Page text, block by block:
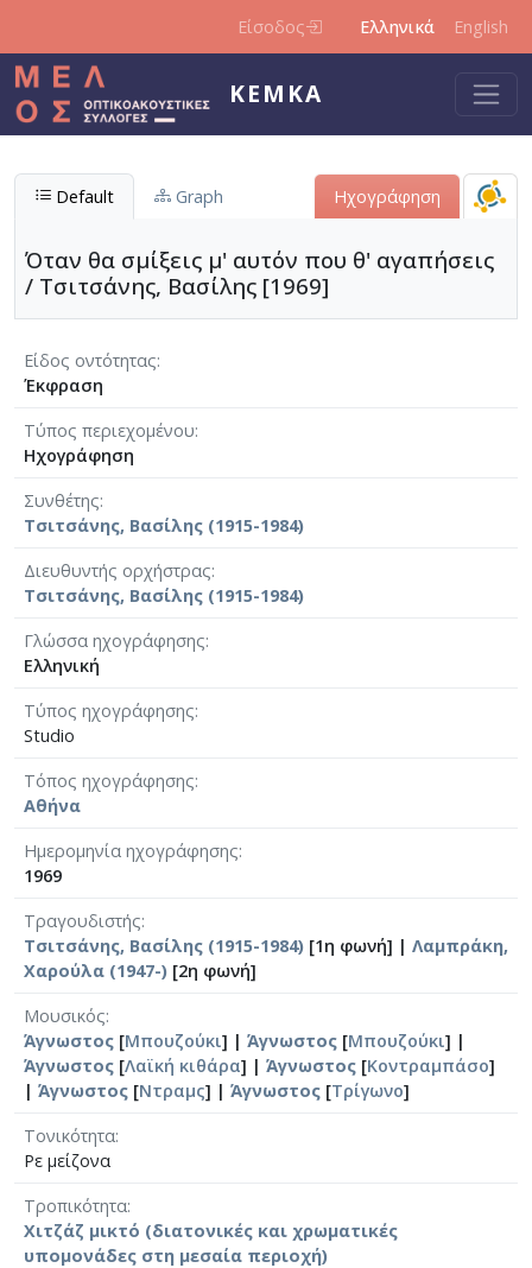
Είσοδος Ελληνικά English
ΚΕΜΚΑ
Default Graph Ηχογράφηση
Όταν θα σμίξεις μ' αυτόν που θ' αγαπήσεις
/ Τσιτσάνης, Βασίλης [1969]
Είδος οντότητας
Έκφραση
Τύπος περιεχομένου
Ηχογράφηση
Συνθέτης
Τσιτσάνης, Βασίλης (1915-1984)
Διευθυντής ορχήστρας
Τσιτσάνης, Βασίλης (1915-1984)
Γλώσσα ηχογράφησης
Ελληνική
Τύπος ηχογράφησης
Studio
Τόπος ηχογράφησης
Αθήνα
Ημερομηνία ηχογράφησης
1969
Τραγουδιστής
Τσιτσάνης, Βασίλης (1915-1984) [1η φωνή] | Λαμπράκη,
Χαρούλα (1947-) [2η φωνή]
Μουσικός
Άγνωστος [Μπουζούκι] | Άγνωστος [Μπουζούκι] |
Άγνωστος [Λαϊκή κιθάρα] | Άγνωστος [Κοντραμπάσο]
| Άγνωστος [Ντραμς] | Άγνωστος [Τρίγωνο]
Τονικότητα
Ρε μείζονα
Τροπικότητα
Χιτζάζ μικτό (διατονικές και χρωματικές
υπομονάδες στη μεσαία περιοχή)